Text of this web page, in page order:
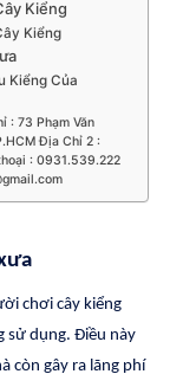
Kiểng
Kiểng
Kiểng Của
: 73 Phạm Văn
Địa Chỉ 2 :
: 0931.539.222
chơi cây kiểng
sử dụng. Điều này
còn gây ra lãng phí